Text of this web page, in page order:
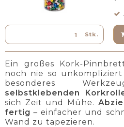
Stk.
Ein großes Kork-
noch nie so
besonderes
selbstklebenden
sich Zeit und Mühe.
fertig – einfacher und
Wand zu tapezieren.